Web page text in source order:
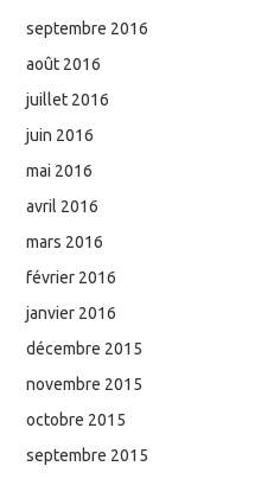
septembre 2016
août 2016
juillet 2016
juin 2016
mai 2016
avril 2016
mars 2016
février 2016
janvier 2016
décembre 2015
novembre 2015
octobre 2015
septembre 2015